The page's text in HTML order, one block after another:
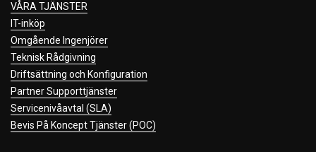
VÅRA TJÄNSTER
IT-inköp
Omgående Ingenjörer
Teknisk Rådgivning
Driftsättning och Konfiguration
Partner Supporttjänster
Servicenivåavtal (SLA)
Bevis På Koncept Tjänster (POC)